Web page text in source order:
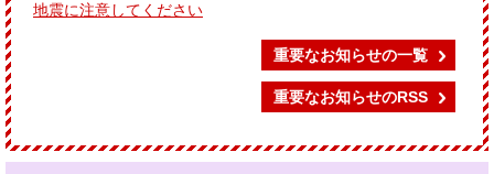
地震に注意してください
重要なお知らせの一覧
重要なお知らせのRSS